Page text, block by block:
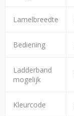
Lamelbreedte
Bediening
Ladderband
mogelijk
Kleurcode